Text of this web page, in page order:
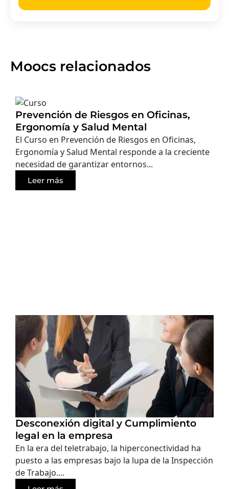
Moocs relacionados
Prevención de Riesgos en Oficinas,
Ergonomía y Salud Mental
El Curso en Prevención de Riesgos en Oficinas,
Ergonomía y Salud Mental responde a la creciente
necesidad de garantizar entornos...
Leer más
Desconexión digital y Cumplimiento
legal en la empresa
En la era del teletrabajo, la hiperconectividad ha
puesto a las empresas bajo la lupa de la Inspección
de Trabajo....